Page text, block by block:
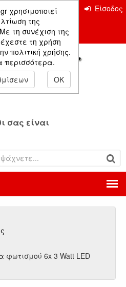
χρησιμοποιεί
της
τη συνέχιση της
τη χρήση
πολιτική χρήσης.
περισσότερα.
OK
Επικοινωνία
Είσοδος
σας είναι
φωτισμού 6x 3 Watt LED